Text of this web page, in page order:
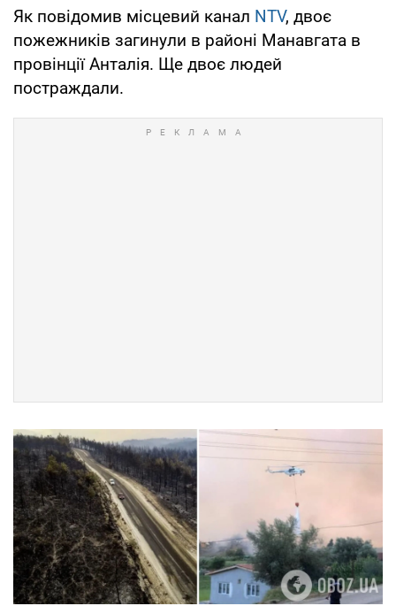
Як повідомив місцевий канал NTV, двоє
пожежників загинули в районі Манавгата в
провінції Анталія. Ще двоє людей
постраждали.